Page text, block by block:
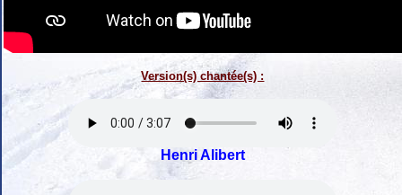
Version(s) chantée(s) :
Henri Alibert